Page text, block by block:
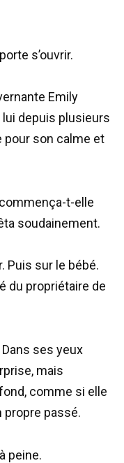
s’ouvrir.
Emily
lui depuis plusieurs
pour son calme et
t-elle
soudainement.
Puis sur le bébé.
du propriétaire de
ses yeux
mais
comme si elle
propre passé.
peine.